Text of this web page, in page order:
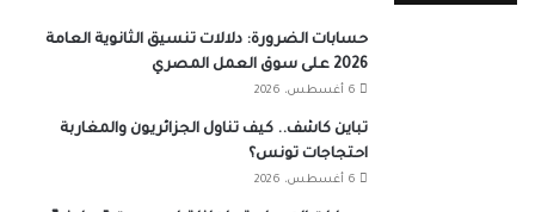
حسابات الضرورة: دلالات تنسيق الثانوية العامة
2026 على سوق العمل المصري
6 أغسطس، 2026
تباين كاشف.. كيف تناول الجزائريون والمغاربة
احتجاجات تونس؟
6 أغسطس، 2026